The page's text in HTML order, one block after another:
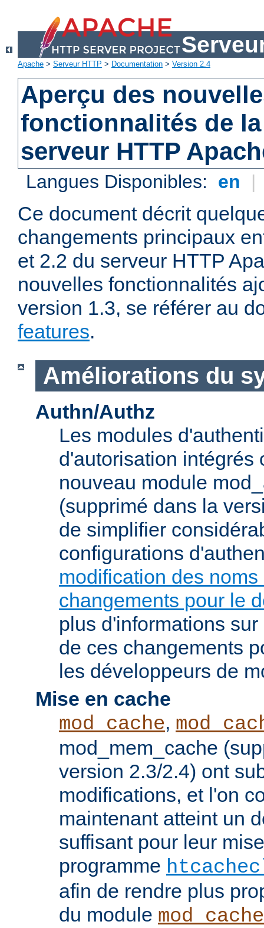
Apache > Serveur HTTP > Documentation > Version 2.4
Aperçu des
fonctionnalités de
serveur HTTP
Langues Disponibles: en |
Ce document décrit
changements principaux
et 2.2 du serveur HTTP
nouvelles fonctionnalités
version 1.3, se référer au
features.
Améliorations du
Authn/Authz
Les modules
d'autorisation intégrés
nouveau module
(supprimé dans la
de simplifier
configurations
modification des
changements pour le
plus d'informations
de ces changements
les développeurs de
Mise en cache
mod_cache,
mod_mem_cache
version 2.3/2.4) ont
modifications, et l'on
maintenant atteint un
suffisant pour leur
programme
afin de rendre plus
du module